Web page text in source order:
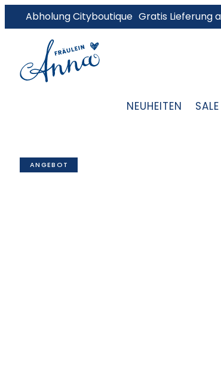
Abholung Cityboutique Gratis Lieferung
NEUHEITEN SALE
ANGEBOT